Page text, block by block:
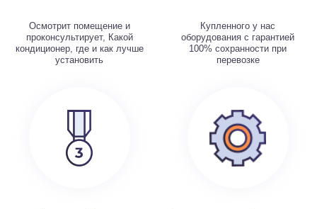
Осмотрит помещение и
проконсультирует, Какой
кондиционер, где и как лучше
установить
Купленного у нас
оборудования с гарантией
100% сохранности при
перевозке